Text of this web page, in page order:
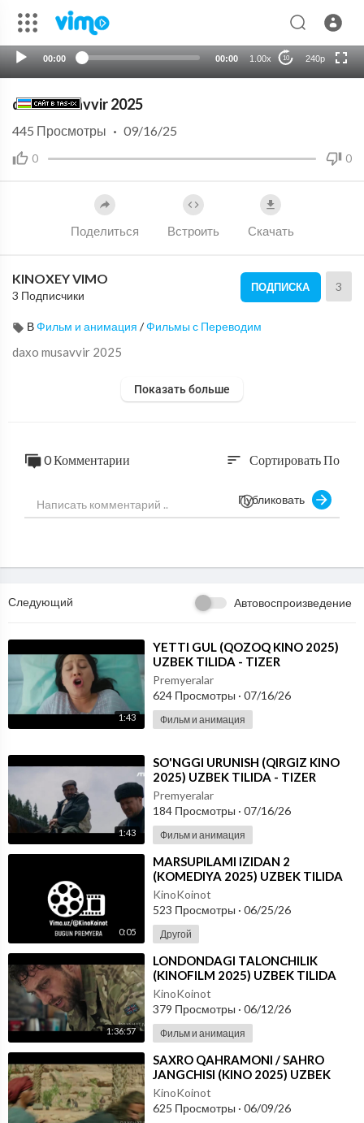
00:00 00:00 1.00x 10 240p
720p
daxo musavvir 2025
0 0
445 Просмотры · 09/16/25
Поделиться Встроить Скачать
KINOXEY VIMO
3 Подписчики
ПОДПИСКА 3
ВФильм и анимация /Фильмы с Переводим
⁣daxo musavvir 2025
Показать больше
0 Комментарии sort Сортировать По
Публиковать
Следующий Автовоспроизведение
1:43
⁣YETTI GUL (QOZOQ KINO 2025)
UZBEK TILIDA - TIZER
Premyeralar
624 Просмотры · 07/16/26
Фильм и анимация
1:43
⁣SO'NGGI URUNISH (QIRGIZ KINO
2025) UZBEK TILIDA - TIZER
Premyeralar
184 Просмотры · 07/16/26
Фильм и анимация
0:05
⁣MARSUPILAMI IZIDAN 2
(KOMEDIYA 2025) UZBEK TILIDA
KinoKoinot
523 Просмотры · 06/25/26
Другой
1:36:57
⁣LONDONDAGI TALONCHILIK
(KINOFILM 2025) UZBEK TILIDA
KinoKoinot
379 Просмотры · 06/12/26
Фильм и анимация
⁣SAXRO QAHRAMONI / SAHRO
JANGCHISI (KINO 2025) UZBEK
TILIDA
KinoKoinot
625 Просмотры · 06/09/26